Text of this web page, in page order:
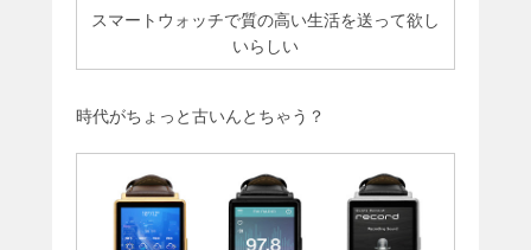
スマートウォッチで質の高い生活を送って欲し
いらしい
時代がちょっと古いんとちゃう？